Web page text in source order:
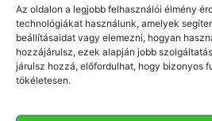
Az oldalon a legjobb felhasználói élmény
technológiákat használunk, amelyek
beállításaidat vagy elemezni, hogyan
hozzájárulsz, ezek alapján jobb
járulsz hozzá, előfordulhat, hogy bizonyos
tökéletesen.
Molnár Füstölt
Vivienék családi
főtt fürjtojásaikat, amiket
repceolajban tartósítanak,